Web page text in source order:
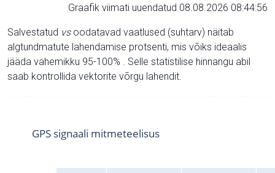
Graafik viimati uuendatud 08.08.2026 08:44:56
Salvestatud vsoodatavad vaatlused (suhtarv) näitab
algtundmatute lahendamise protsenti, mis võiks ideaalis
jääda vahemikku 95-100% . Selle statistilise hinnangu abil
saab kontrollida vektorite võrgu lahendit.
GPS signaali mitmeteelisus